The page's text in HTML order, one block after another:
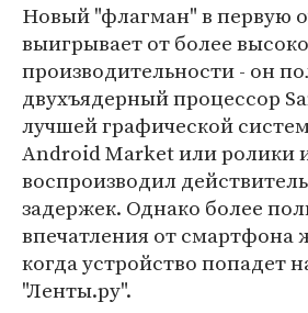
Новый "флагман" в первую
выигрывает от более
производительности - он
двухъядерный процессор
лучшей графической
Android Market или ролики
воспроизводил
задержек. Однако более
впечатления от смартфона
когда устройство попадет
"Ленты.ру".